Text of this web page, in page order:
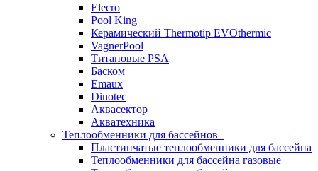
Elecro
Pool King
Керамический Thermotip EVOthermic
VagnerPool
Титановые PSA
Баском
Emaux
Dinotec
Аквасектор
Акватехника
Теплообменники для бассейнов
Пластинчатые теплообменники для бассейна
Теплообменники для бассейна газовые